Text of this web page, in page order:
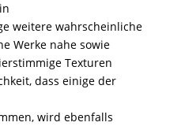
weitere wahrscheinliche
Werke nahe sowie
Texturen
dass einige der
wird ebenfalls